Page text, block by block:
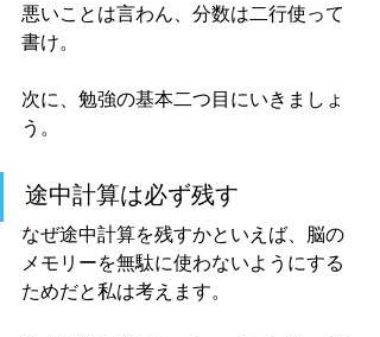
悪いことは言わん、分数は二行使って
書け。
次に、勉強の基本二つ目にいきましょ
う。
途中計算は必ず残す
なぜ途中計算を残すかといえば、脳の
メモリーを無駄に使わないようにする
ためだと私は考えます。